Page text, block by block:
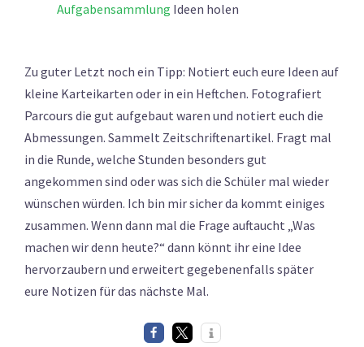
Aufgabensammlung Ideen holen
Zu guter Letzt noch ein Tipp: Notiert euch eure Ideen auf
kleine Karteikarten oder in ein Heftchen. Fotografiert
Parcours die gut aufgebaut waren und notiert euch die
Abmessungen. Sammelt Zeitschriftenartikel. Fragt mal
in die Runde, welche Stunden besonders gut
angekommen sind oder was sich die Schüler mal wieder
wünschen würden. Ich bin mir sicher da kommt einiges
zusammen. Wenn dann mal die Frage auftaucht „Was
machen wir denn heute?“ dann könnt ihr eine Idee
hervorzaubern und erweitert gegebenenfalls später
eure Notizen für das nächste Mal.